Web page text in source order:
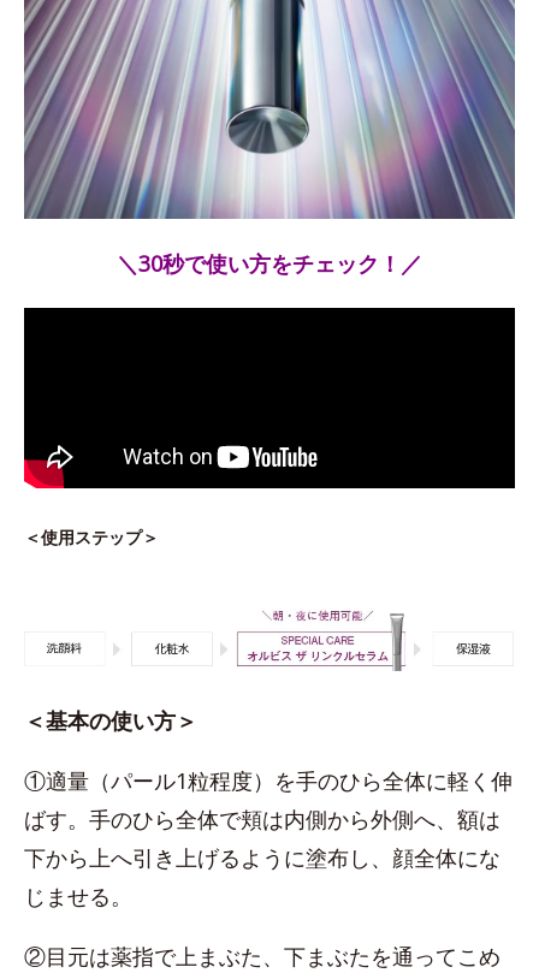
＼30秒で使い方をチェック！／
＜使用ステップ＞
＜基本の使い方＞
①適量（パール1粒程度）を手のひら全体に軽く伸
ばす。手のひら全体で頬は内側から外側へ、額は
下から上へ引き上げるように塗布し、顔全体にな
じませる。
②目元は薬指で上まぶた、下まぶたを通ってこめ